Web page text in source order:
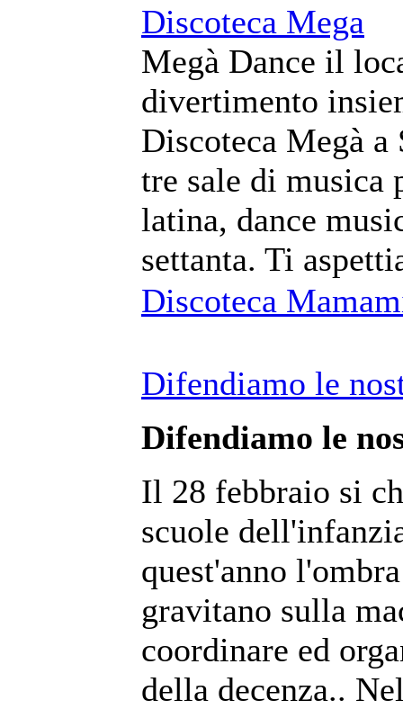
Discoteca Mega
Megà Dance il
divertimento
Discoteca Megà
tre sale di
latina, dance
settanta. Ti
Discoteca
Difendiamo le
Difendiamo le
Il 28 febbraio si
scuole
quest'anno
gravitano sulla
coordinare ed
della decenza..